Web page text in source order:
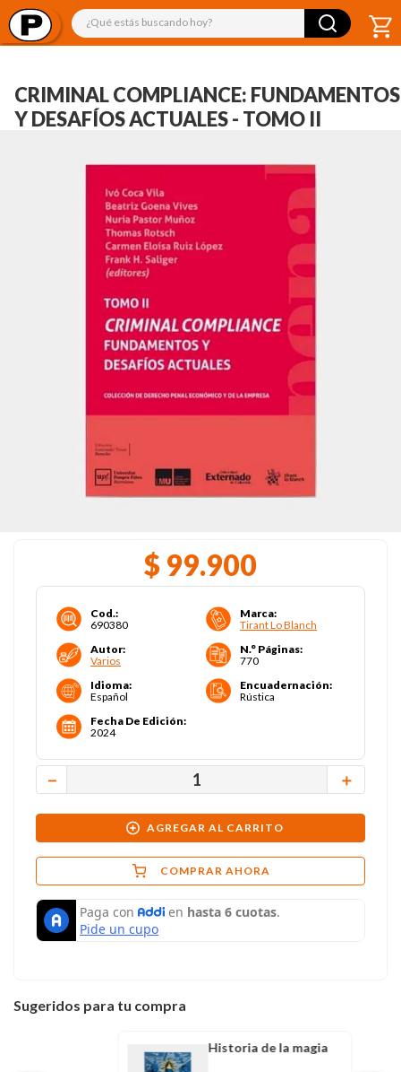
¿Qué estás buscando hoy?
CRIMINAL COMPLIANCE: FUNDAMENTOS
Y DESAFÍOS ACTUALES - TOMO II
$ 99.900
Cod.:
690380
Marca:
Tirant Lo Blanch
Autor:
Varios
N.° Páginas:
770
Idioma:
Español
Encuadernación:
Rústica
Fecha De Edición:
2024
＋
－
AGREGAR AL CARRITO
COMPRAR AHORA
Sugeridos para tu compra
Historia de la magia